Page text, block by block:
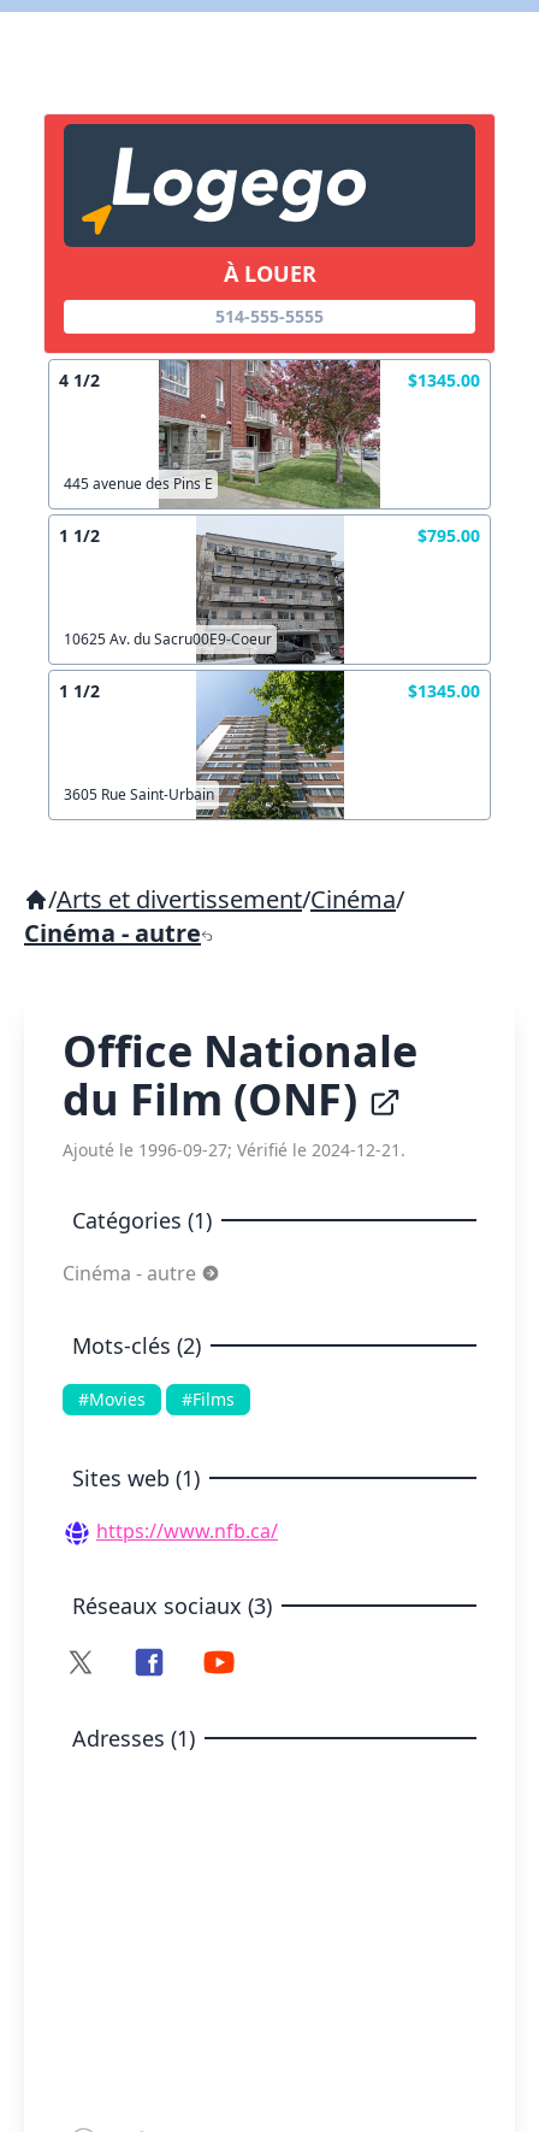
À LOUER
514-555-5555
4 1/2 $1345.00
445 avenue des Pins E
1 1/2 $795.00
10625 Av. du Sacru00E9-Coeur
1 1/2 $1345.00
3605 Rue Saint-Urbain
/Arts et divertissement/Cinéma/
Cinéma - autre
Office Nationale
du Film (ONF)
Ajouté le 1996-09-27; Vérifié le 2024-12-21.
Catégories (1)
Cinéma - autre
Mots-clés (2)
#Movies #Films
Sites web (1)
https://www.nfb.ca/
Réseaux sociaux (3)
Adresses (1)
Lien vers inscription (sera inclus dans courriel)
Copier lien
X Fermer